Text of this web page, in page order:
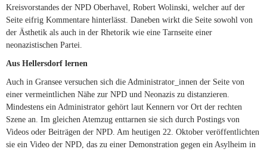
Kreisvorstandes der NPD Oberhavel, Robert Wolinski, welcher auf der
Seite eifrig Kommentare hinterlässt. Daneben wirkt die Seite sowohl von
der Ästhetik als auch in der Rhetorik wie eine Tarnseite einer
neonazistischen Partei.
Aus Hellersdorf lernen
Auch in Gransee versuchen sich die Administrator_innen der Seite von
einer vermeintlichen Nähe zur NPD und Neonazis zu distanzieren.
Mindestens ein Administrator gehört laut Kennern vor Ort der rechten
Szene an. Im gleichen Atemzug enttarnen sie sich durch Postings von
Videos oder Beiträgen der NPD. Am heutigen 22. Oktober veröffentlichten
sie ein Video der NPD, das zu einer Demonstration gegen ein Asylheim in